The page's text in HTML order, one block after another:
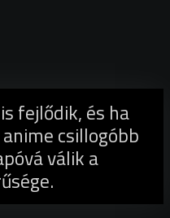
fejlődik, és ha
csillogóbb
válik a